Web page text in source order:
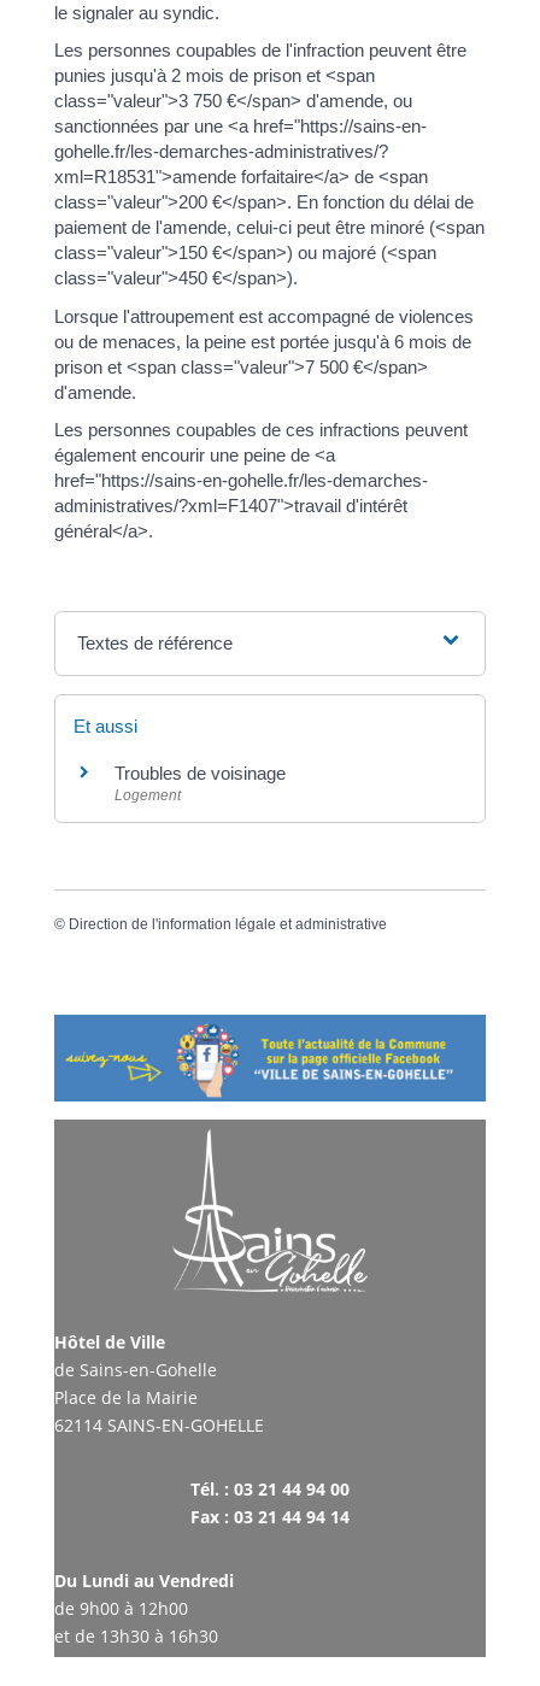
le signaler au syndic.
Les personnes coupables de l'infraction peuvent être
punies jusqu'à 2 mois de prison et <span
class="valeur">3 750 €</span> d'amende, ou
sanctionnées par une <a href="https://sains-en-
gohelle.fr/les-demarches-administratives/?
xml=R18531">amende forfaitaire</a> de <span
class="valeur">200 €</span>. En fonction du délai de
paiement de l'amende, celui-ci peut être minoré (<span
class="valeur">150 €</span>) ou majoré (<span
class="valeur">450 €</span>).
Lorsque l'attroupement est accompagné de violences
ou de menaces, la peine est portée jusqu'à 6 mois de
prison et <span class="valeur">7 500 €</span>
d'amende.
Les personnes coupables de ces infractions peuvent
également encourir une peine de <a
href="https://sains-en-gohelle.fr/les-demarches-
administratives/?xml=F1407">travail d'intérêt
général</a>.
Textes de référence
Et aussi
Troubles de voisinage
Logement
© Direction de l'information légale et administrative
Hôtel de Ville
de Sains-en-Gohelle
Place de la Mairie
62114 SAINS-EN-GOHELLE
Tél. : 03 21 44 94 00
Fax : 03 21 44 94 14
Du Lundi au Vendredi
de 9h00 à 12h00
et de 13h30 à 16h30